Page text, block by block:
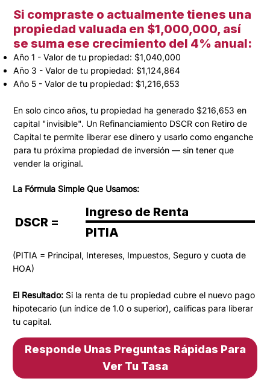
Si compraste o actualmente tienes una
propiedad valuada en $1,000,000, así
se suma ese crecimiento del 4% anual:
Año 1 - Valor de tu propiedad: $1,040,000
Año 3 - Valor de tu propiedad: $1,124,864
Año 5 - Valor de tu propiedad: $1,216,653
En solo cinco años, tu propiedad ha generado $216,653 en
capital "invisible". Un Refinanciamiento DSCR con Retiro de
Capital te permite liberar ese dinero y usarlo como enganche
para tu próxima propiedad de inversión — sin tener que
vender la original.
La Fórmula Simple Que Usamos:
DSCR =
Ingreso de Renta
PITIA
(PITIA = Principal, Intereses, Impuestos, Seguro y cuota de
HOA)
El Resultado: Si la renta de tu propiedad cubre el nuevo pago
hipotecario (un índice de 1.0 o superior), calificas para liberar
tu capital.
Responde Unas Preguntas Rápidas Para
Ver Tu Tasa